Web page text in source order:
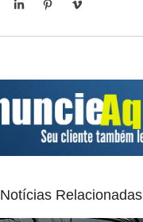
Notícias Relacionadas